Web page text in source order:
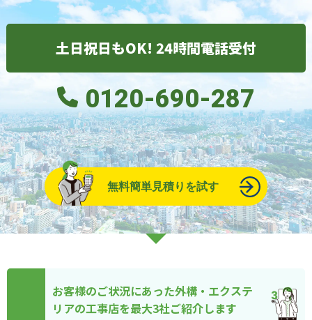
土日祝日もOK! 24時間電話受付
0120-690-287
無料簡単見積りを試す
お客様のご状況にあった外構・エクステ
リアの工事店を最大3社ご紹介します